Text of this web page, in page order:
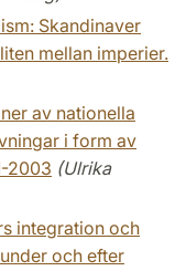
Skandinaver
mellan imperier.
av nationella
i form av
2003 (Ulrika
integration och
och efter